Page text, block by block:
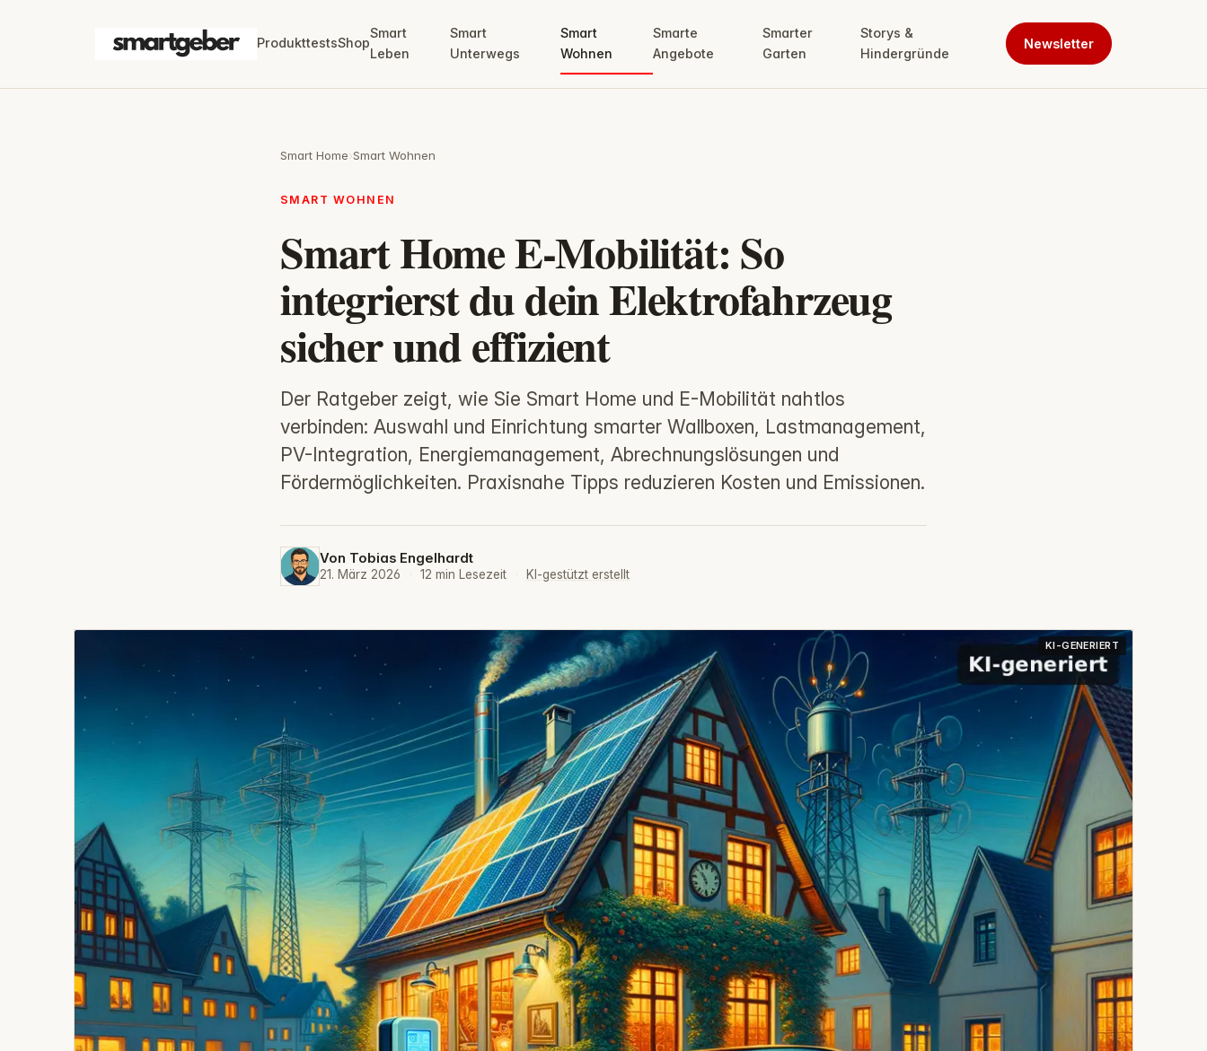
ProdukttestsShop
Smart
Leben
Smart
Unterwegs
Smart
Wohnen
Smarte
Angebote
Smarter
Garten
Storys &
Hindergründe
Newsletter
Smart Home›Smart Wohnen
SMART WOHNEN
Smart Home E-Mobilität: So
integrierst du dein Elektrofahrzeug
sicher und effizient
Der Ratgeber zeigt, wie Sie Smart Home und E-Mobilität nahtlos
verbinden: Auswahl und Einrichtung smarter Wallboxen, Lastmanagement,
PV-Integration, Energiemanagement, Abrechnungslösungen und
Fördermöglichkeiten. Praxisnahe Tipps reduzieren Kosten und Emissionen.
Von Tobias Engelhardt
21. März 2026 · 12 min Lesezeit · KI-gestützt erstellt
KI-GENERIERT